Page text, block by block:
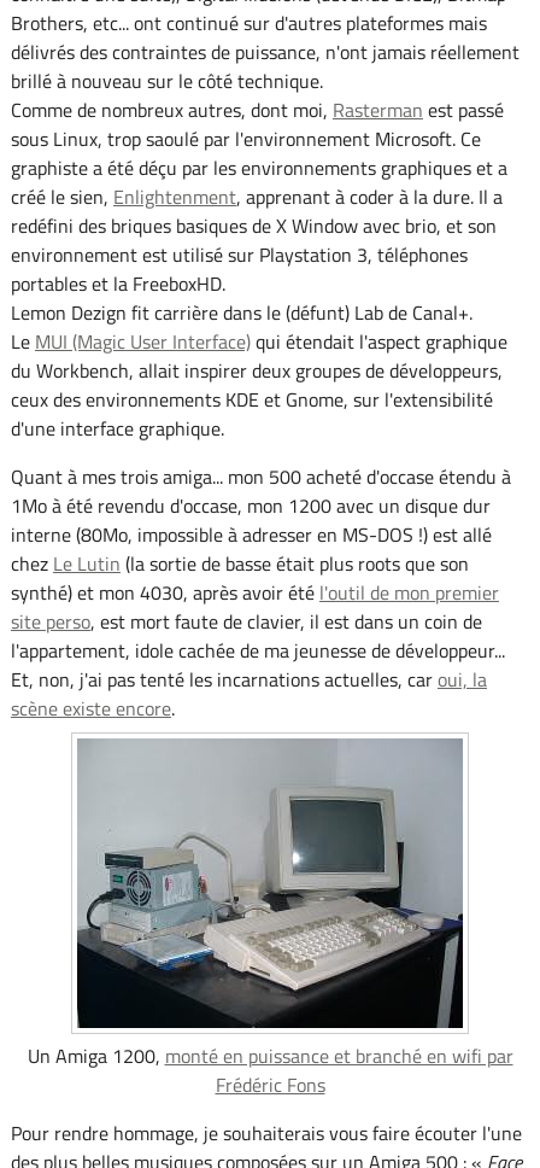
Brothers, etc... ont continué sur d'autres plateformes mais
délivrés des contraintes de puissance, n'ont jamais réellement
brillé à nouveau sur le côté technique.
Comme de nombreux autres, dont moi, Rasterman est passé
sous Linux, trop saoulé par l'environnement Microsoft. Ce
graphiste a été déçu par les environnements graphiques et a
créé le sien, Enlightenment, apprenant à coder à la dure. Il a
redéfini des briques basiques de X Window avec brio, et son
environnement est utilisé sur Playstation 3, téléphones
portables et la FreeboxHD.
Lemon Dezign fit carrière dans le (défunt) Lab de Canal+.
Le MUI (Magic User Interface)qui étendait l'aspect graphique
du Workbench, allait inspirer deux groupes de développeurs,
ceux des environnements KDE et Gnome, sur l'extensibilité
d'une interface graphique.
Quant à mes trois amiga... mon 500 acheté d'occase étendu à
1Mo à été revendu d'occase, mon 1200 avec un disque dur
interne (80Mo, impossible à adresser en MS-DOS !) est allé
chez Le Lutin (la sortie de basse était plus roots que son
synthé) et mon 4030, après avoir été l'outil de mon premier
site perso, est mort faute de clavier, il est dans un coin de
l'appartement, idole cachée de ma jeunesse de développeur...
Et, non, j'ai pas tenté les incarnations actuelles, caroui, la
scène existe encore.
Un Amiga 1200, monté en puissance et branché en wifi par
Frédéric Fons
Pour rendre hommage, je souhaiterais vous faire écouter l'une